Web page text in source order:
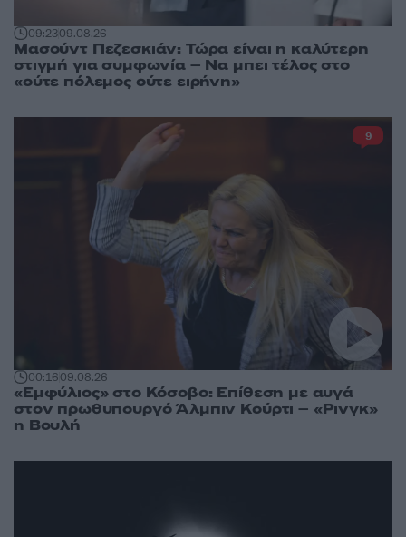
09:2309.08.26
Μασούντ Πεζεσκιάν: Τώρα είναι η καλύτερη
στιγμή για συμφωνία – Να μπει τέλος στο
«ούτε πόλεμος ούτε ειρήνη»
00:1609.08.26
«Εμφύλιος» στο Κόσοβο: Επίθεση με αυγά
στον πρωθυπουργό Άλμπιν Κούρτι – «Ρινγκ»
η Βουλή
9